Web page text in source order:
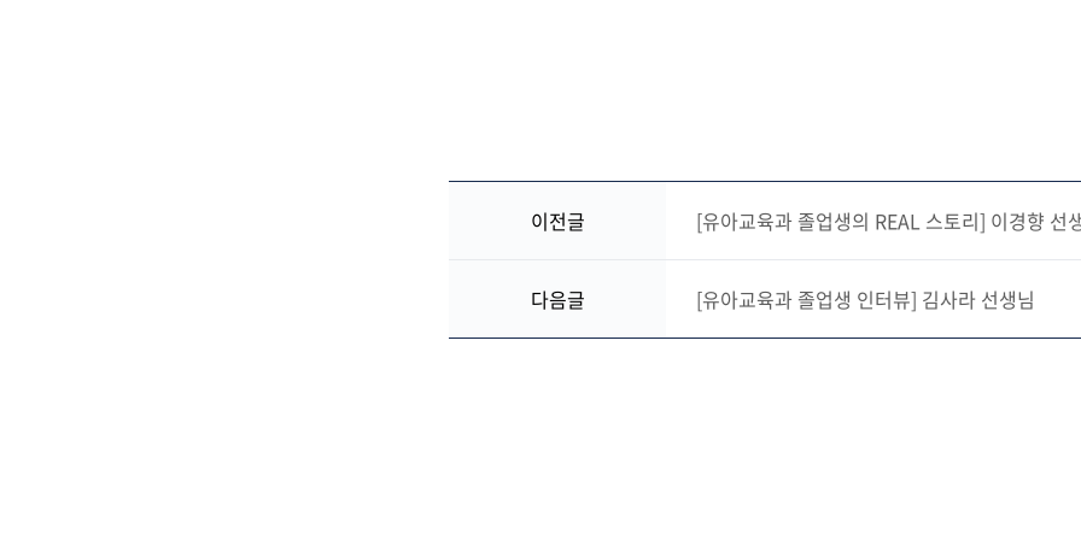
이전글 [유아교육과 졸업생의 REAL 스토리] 이경향 선
다음글 [유아교육과 졸업생 인터뷰] 김사라 선생님